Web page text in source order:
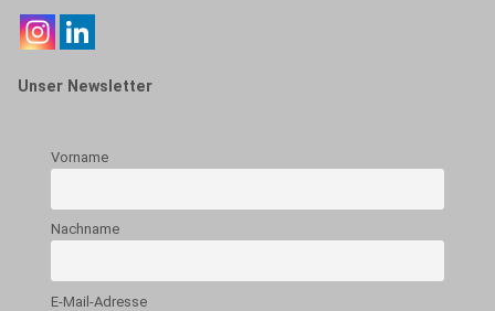
Unser Newsletter
Vorname
Nachname
E-Mail-Adresse